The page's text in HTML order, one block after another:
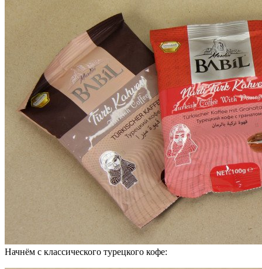
Начнём с классического турецкого кофе: